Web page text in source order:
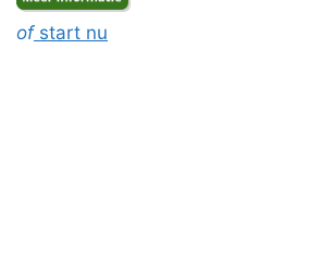
ofstart nu